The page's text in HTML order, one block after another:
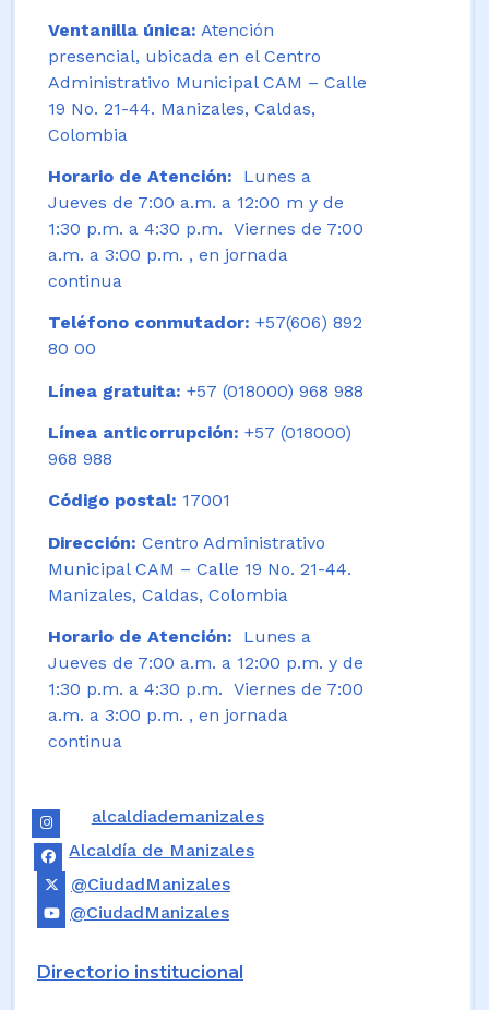
Ventanilla única: Atención
presencial, ubicada en el Centro
Administrativo Municipal CAM – Calle
19 No. 21-44. Manizales, Caldas,
Colombia
Horario de Atención:
Lunes a
Jueves de 7:00 a.m. a 12:00 m y de
1:30 p.m. a 4:30 p.m. Viernes de 7:00
a.m. a 3:00 p.m. , en jornada
continua
Teléfono conmutador: +57(606) 892
80 00
Línea gratuita: +57 (018000) 968 988
Línea anticorrupción: +57 (018000)
968 988
Código postal: 17001
Dirección: Centro Administrativo
Municipal CAM – Calle 19 No. 21-44.
Manizales, Caldas, Colombia
Horario de Atención: Lunes a
Jueves de 7:00 a.m. a 12:00 p.m. y de
1:30 p.m. a 4:30 p.m. Viernes de 7:00
a.m. a 3:00 p.m. , en jornada
continua
alcaldiademanizales
Alcaldía de Manizales
@CiudadManizales
@CiudadManizales
Directorio institucional